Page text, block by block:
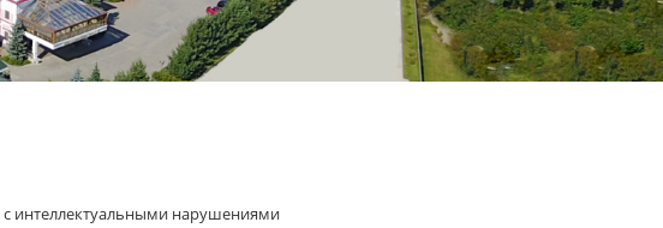
с интеллектуальными нарушениями